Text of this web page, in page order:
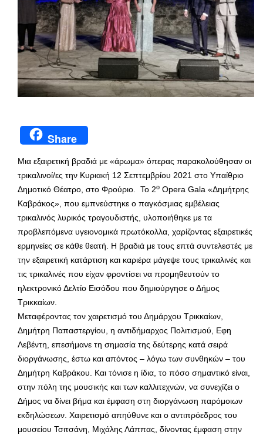
Share
Μια εξαιρετική βραδιά με «άρωμα» όπερας παρακολούθησαν οι
τρικαλινοί/ες την Κυριακή 12 Σεπτεμβρίου 2021 στο Υπαίθριο
Δημοτικό Θέατρο, στο Φρούριο. Το 2ο Opera Gala «Δημήτρης
Καβράκος», που εμπνεύστηκε ο παγκόσμιας εμβέλειας
τρικαλινός λυρικός τραγουδιστής, υλοποιήθηκε με τα
προβλεπόμενα υγειονομικά πρωτόκολλα, χαρίζοντας εξαιρετικές
ερμηνείες σε κάθε θεατή. Η βραδιά με τους επτά συντελεστές με
την εξαιρετική κατάρτιση και καριέρα μάγεψε τους τρικαλινές και
τις τρικαλινές που είχαν φροντίσει να προμηθευτούν το
ηλεκτρονικό Δελτίο Εισόδου που δημιούργησε ο Δήμος
Τρικκαίων.
Μεταφέροντας τον χαιρετισμό του Δημάρχου Τρικκαίων,
Δημήτρη Παπαστεργίου, η αντιδήμαρχος Πολιτισμού, Εφη
Λεβέντη, επεσήμανε τη σημασία της δεύτερης κατά σειρά
διοργάνωσης, έστω και απόντος – λόγω των συνθηκών – του
Δημήτρη Καβράκου. Και τόνισε η ίδια, το πόσο σημαντικό είναι,
στην πόλη της μουσικής και των καλλιτεχνών, να συνεχίζει ο
Δήμος να δίνει βήμα και έμφαση στη διοργάνωση παρόμοιων
εκδηλώσεων. Χαιρετισμό απηύθυνε και ο αντιπρόεδρος του
μουσείου Τσιτσάνη, Μιχάλης Λάππας, δίνοντας έμφαση στην